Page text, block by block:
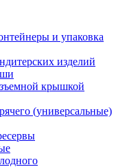
и упаковка
изделий
крышкой
(универсальные)